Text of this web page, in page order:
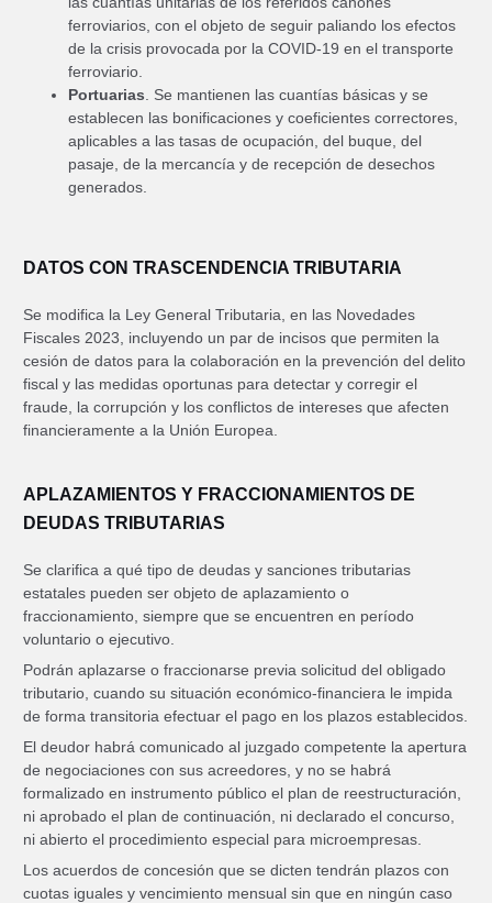
ferroviarios, con el objeto de seguir paliando los efectos
de la crisis provocada por la COVID-19 en el transporte
ferroviario.
Portuarias. Se mantienen las cuantías básicas y se
establecen las bonificaciones y coeficientes correctores,
aplicables a las tasas de ocupación, del buque, del
pasaje, de la mercancía y de recepción de desechos
generados.
DATOS CON TRASCENDENCIA TRIBUTARIA
Se modifica la Ley General Tributaria, en las Novedades
Fiscales 2023, incluyendo un par de incisos que permiten la
cesión de datos para la colaboración en la prevención del delito
fiscal y las medidas oportunas para detectar y corregir el
fraude, la corrupción y los conflictos de intereses que afecten
financieramente a la Unión Europea.
APLAZAMIENTOS Y FRACCIONAMIENTOS DE
DEUDAS TRIBUTARIAS
Se clarifica a qué tipo de deudas y sanciones tributarias
estatales pueden ser objeto de aplazamiento o
fraccionamiento, siempre que se encuentren en período
voluntario o ejecutivo.
Podrán aplazarse o fraccionarse previa solicitud del obligado
tributario, cuando su situación económico-financiera le impida
de forma transitoria efectuar el pago en los plazos establecidos.
El deudor habrá comunicado al juzgado competente la apertura
de negociaciones con sus acreedores, y no se habrá
formalizado en instrumento público el plan de reestructuración,
ni aprobado el plan de continuación, ni declarado el concurso,
ni abierto el procedimiento especial para microempresas.
Los acuerdos de concesión que se dicten tendrán plazos con
cuotas iguales y vencimiento mensual sin que en ningún caso